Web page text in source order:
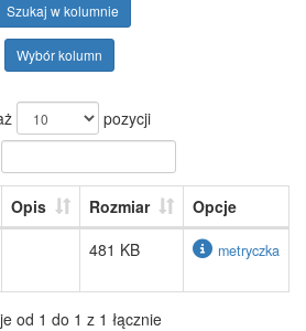
Szukaj w kolumnie
Wybór kolumn
pozycji
Opis Rozmiar
Opcje
481 KB metryczka
od 1 do 1 z 1 łącznie